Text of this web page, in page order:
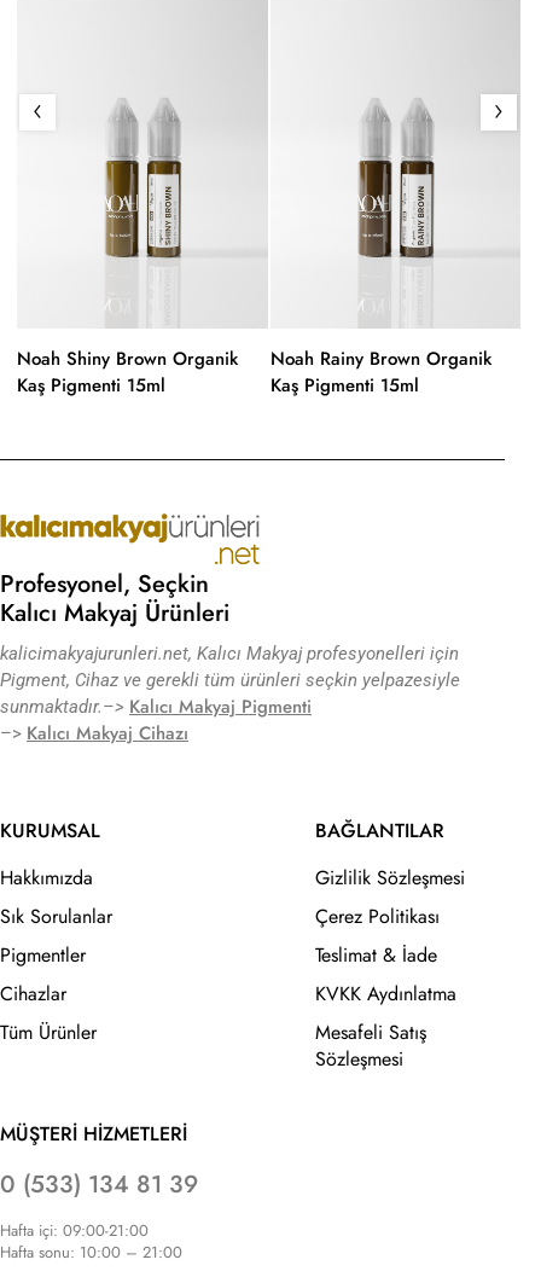
Noah Shiny Brown Organik
Kaş Pigmenti 15ml
Noah Rainy Brown Organik
Kaş Pigmenti 15ml
Profesyonel, Seçkin
Kalıcı Makyaj Ürünleri
kalicimakyajurunleri.net, Kalıcı Makyaj profesyonelleri için
Pigment, Cihaz ve gerekli tüm ürünleri seçkin yelpazesiyle
sunmaktadır.–> Kalıcı Makyaj Pigmenti
–> Kalıcı Makyaj Cihazı
KURUMSAL
Hakkımızda
Sık Sorulanlar
Pigmentler
Cihazlar
Tüm Ürünler
BAĞLANTILAR
Gizlilik Sözleşmesi
Çerez Politikası
Teslimat & İade
KVKK Aydınlatma
Mesafeli Satış
Sözleşmesi
MÜŞTERİ HİZMETLERİ
0 (533) 134 81 39
Hafta içi: 09:00-21:00
Hafta sonu: 10:00 – 21:00